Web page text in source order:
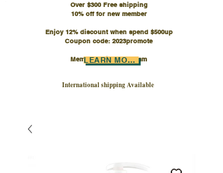
Over $300 Free shipping
​10% off for new member
Enjoy 12% discount when spend $500up
Coupon code: 2023promote
Member Points Program
International shipping Available
LEARN MORE